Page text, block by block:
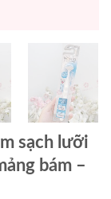
sạch lưỡi
bám –